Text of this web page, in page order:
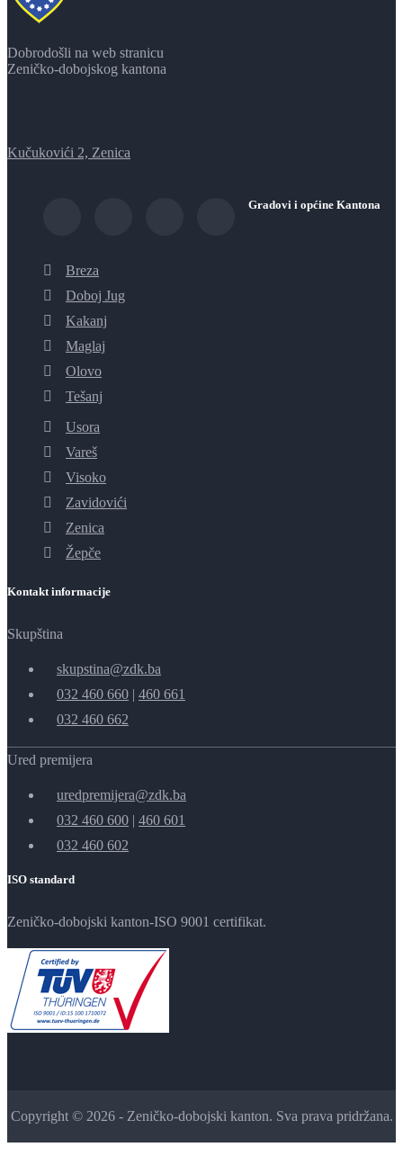
Dobrodošli na web stranicu
Zeničko-dobojskog kantona
Kučukovići 2, Zenica
Gradovi i općine Kantona
Breza
Doboj Jug
Kakanj
Maglaj
Olovo
Tešanj
Usora
Vareš
Visoko
Zavidovići
Zenica
Žepče
Kontakt informacije
Skupština
skupstina@zdk.ba
032 460 660 | 460 661
032 460 662
Ured premijera
uredpremijera@zdk.ba
032 460 600 | 460 601
032 460 602
ISO standard
Zeničko-dobojski kanton-ISO 9001 certifikat.
Copyright © 2026 - Zeničko-dobojski kanton. Sva prava pridržana.